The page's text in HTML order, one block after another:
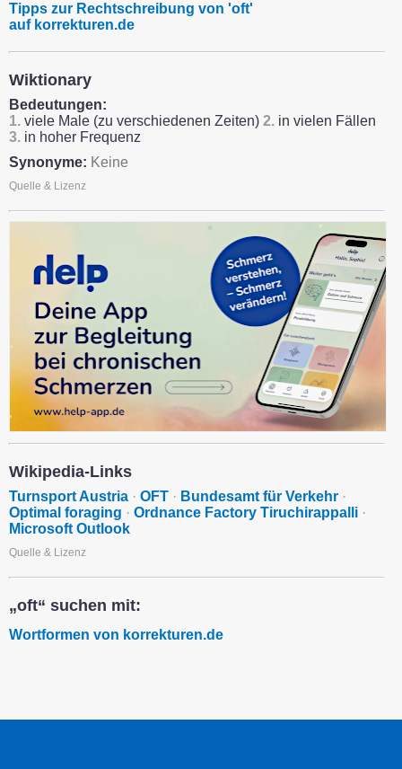
Tipps zur Rechtschreibung von 'oft'
auf korrekturen.de
Wiktionary
Bedeutungen:
1. viele Male (zu verschiedenen Zeiten) 2. in vielen Fällen
3. in hoher Frequenz
Synonyme: Keine
Quelle & Lizenz
Wikipedia-Links
Turnsport Austria · OFT · Bundesamt für Verkehr ·
Optimal foraging · Ordnance Factory Tiruchirappalli ·
Microsoft Outlook
Quelle & Lizenz
„oft“ suchen mit:
Wortformen von korrekturen.de